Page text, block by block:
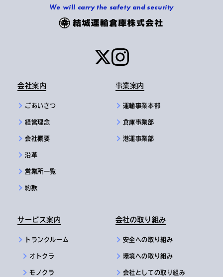
We will carry the safety and security
会社案内
ごあいさつ
経営理念
会社概要
沿革
営業所一覧
約款
事業案内
運輸事業本部
倉庫事業部
港運事業部
サービス案内
トランクルーム
オトクラ
モノクラ
会社の取り組み
安全への取り組み
環境への取り組み
会社としての取り組み